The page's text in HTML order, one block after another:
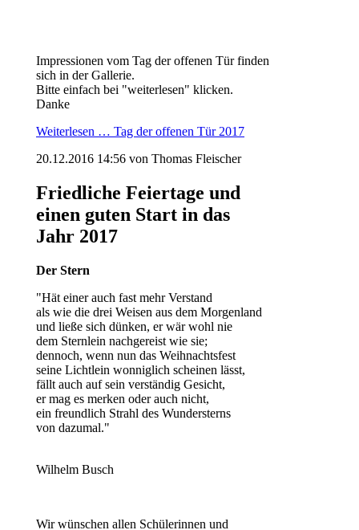
Impressionen vom Tag der offenen Tür finden
sich in der Gallerie.
Bitte einfach bei "weiterlesen" klicken.
Danke
Weiterlesen … Tag der offenen Tür 2017
20.12.2016 14:56 von Thomas Fleischer
Friedliche Feiertage und
einen guten Start in das
Jahr 2017
Der Stern
"Hät einer auch fast mehr Verstand
als wie die drei Weisen aus dem Morgenland
und ließe sich dünken, er wär wohl nie
dem Sternlein nachgereist wie sie;
dennoch, wenn nun das Weihnachtsfest
seine Lichtlein wonniglich scheinen lässt,
fällt auch auf sein verständig Gesicht,
er mag es merken oder auch nicht,
ein freundlich Strahl des Wundersterns
von dazumal."
Wilhelm Busch
Wir wünschen allen Schülerinnen und